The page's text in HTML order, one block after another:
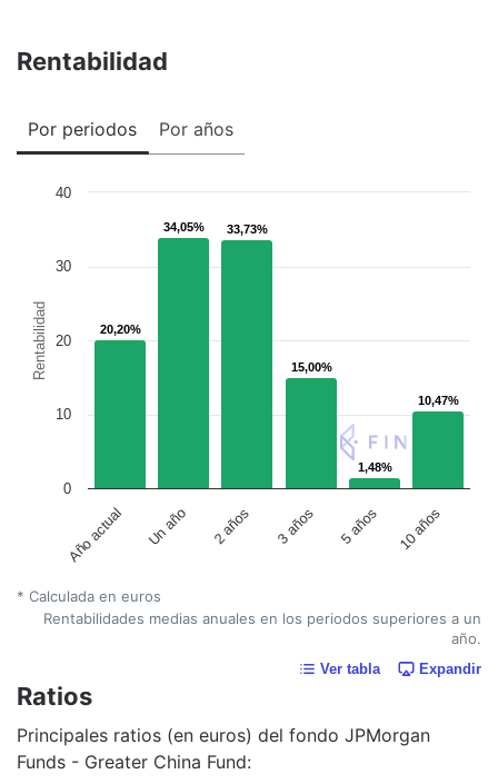
Rentabilidad
Por periodos Por años
Rentabilidad 20,20%
20,20%
34,05%
34,05% 33,73%
33,73%
15,00%
15,00%
1,48%
1,48%
10,47%
10,47%
Año actual Un año 2 años 3 años 5 años 10 años
0
10
20
30
40
* Calculada en euros
Rentabilidades medias anuales en los periodos superiores a un
año.
Ver tabla Expandir
Ratios
Principales ratios (en euros) del fondo JPMorgan
Funds - Greater China Fund: